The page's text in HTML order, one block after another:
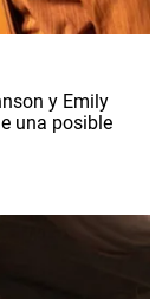
y Emily
una posible